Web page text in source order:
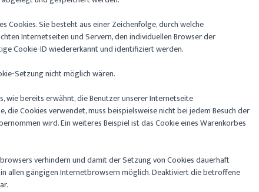
Cookies. Sie besteht aus einer Zeichenfolge, durch welche
Internetseiten und Servern, den individuellen Browser der
Cookie-ID wiedererkannt und identifiziert werden.
Setzung nicht möglich wären.
wie bereits erwähnt, die Benutzer unserer Internetseite
Cookies verwendet, muss beispielsweise nicht bei jedem Besuch der
wird. Ein weiteres Beispiel ist das Cookie eines Warenkorbes
verhindern und damit der Setzung von Cookies dauerhaft
allen gängigen Internetbrowsern möglich. Deaktiviert die betroffene